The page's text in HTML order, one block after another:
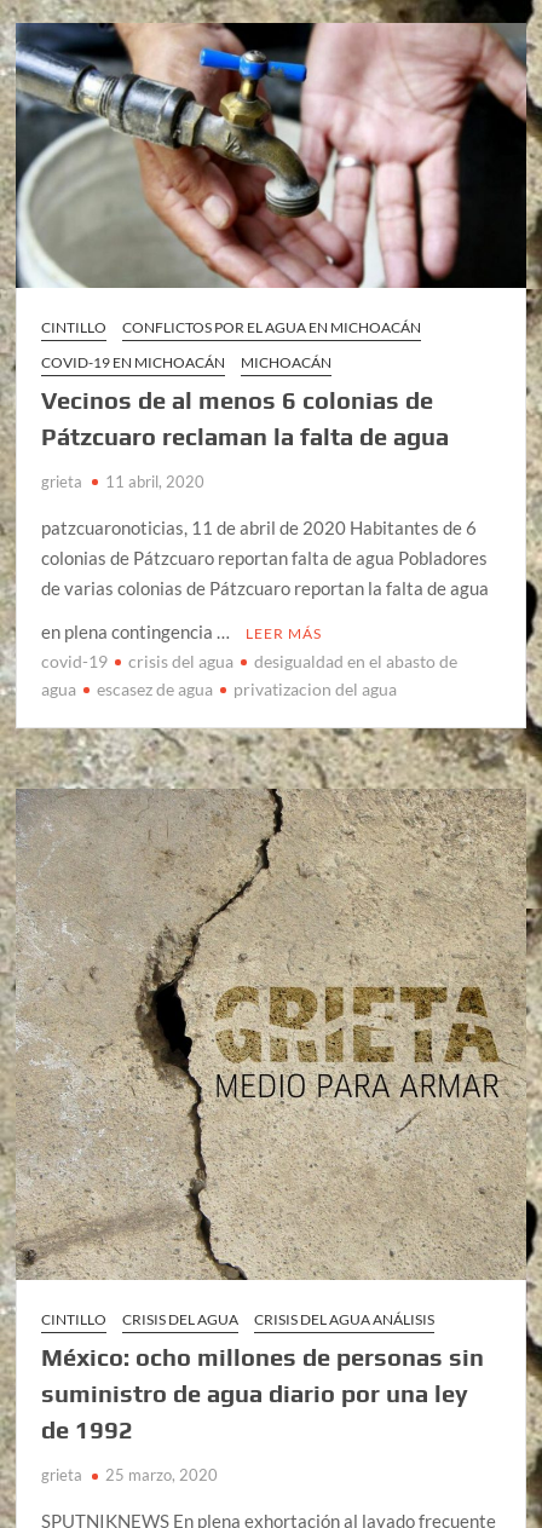
CINTILLO
CONFLICTOS POR EL AGUA EN MICHOACÁN
COVID-19 EN MICHOACÁN
MICHOACÁN
Vecinos de al menos 6 colonias de
Pátzcuaro reclaman la falta de agua
grieta 11 abril, 2020
patzcuaronoticias, 11 de abril de 2020 Habitantes de 6
colonias de Pátzcuaro reportan falta de agua Pobladores
de varias colonias de Pátzcuaro reportan la falta de agua
en plena contingencia …
LEER MÁS
covid-19 crisis del agua
desigualdad en el abasto de
agua
escasez de agua privatizacion del agua
CINTILLO CRISIS DEL AGUA CRISIS DEL AGUA ANÁLISIS
México: ocho millones de personas sin
suministro de agua diario por una ley
de 1992
grieta 25 marzo, 2020
SPUTNIKNEWS En plena exhortación al lavado frecuente